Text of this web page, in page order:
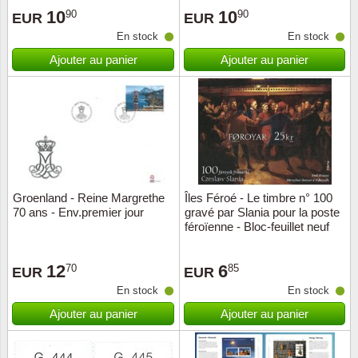
EUR 1090
En stock
Ajouter au panier
EUR 1090
En stock
Ajouter au panier
Groenland - Reine Margrethe
70 ans - Env.premier jour
EUR 1270
En stock
Ajouter au panier
Îles Féroé - Le timbre n° 100
gravé par Slania pour la poste
féroïenne - Bloc-feuillet neuf
EUR 685
En stock
Ajouter au panier
Turquie
Vatican